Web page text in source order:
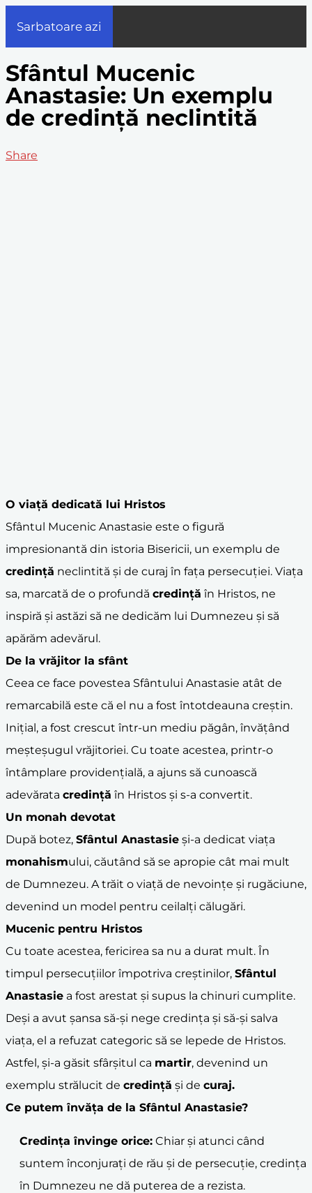
Sarbatoare azi
Sfântul Mucenic
Anastasie: Un exemplu
de credință neclintită
Share
O viață dedicată lui Hristos
Sfântul Mucenic Anastasie este o figură
impresionantă din istoria Bisericii, un exemplu de
credință neclintită și de curaj în fața persecuției. Viața
sa, marcată de o profundă credință în Hristos, ne
inspiră și astăzi să ne dedicăm lui Dumnezeu și să
apărăm adevărul.
De la vrăjitor la sfânt
Ceea ce face povestea Sfântului Anastasie atât de
remarcabilă este că el nu a fost întotdeauna creștin.
Inițial, a fost crescut într-un mediu păgân, învățând
meșteșugul vrăjitoriei. Cu toate acestea, printr-o
întâmplare providențială, a ajuns să cunoască
adevărata credință în Hristos și s-a convertit.
Un monah devotat
După botez, Sfântul Anastasie și-a dedicat viața
monahismului, căutând să se apropie cât mai mult
de Dumnezeu. A trăit o viață de nevoințe și rugăciune,
devenind un model pentru ceilalți călugări.
Mucenic pentru Hristos
Cu toate acestea, fericirea sa nu a durat mult. În
timpul persecuțiilor împotriva creștinilor, Sfântul
Anastasie a fost arestat și supus la chinuri cumplite.
Deși a avut șansa să-și nege credința și să-și salva
viața, el a refuzat categoric să se lepede de Hristos.
Astfel, și-a găsit sfârșitul ca martir, devenind un
exemplu strălucit de credință și de curaj.
Ce putem învăța de la Sfântul Anastasie?
Credința învinge orice: Chiar și atunci când
suntem înconjurați de rău și de persecuție, credința
în Dumnezeu ne dă puterea de a rezista.